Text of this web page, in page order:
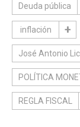
Deuda pública
inflación
José Antonio
POLÍTICA
REGLA FISCAL